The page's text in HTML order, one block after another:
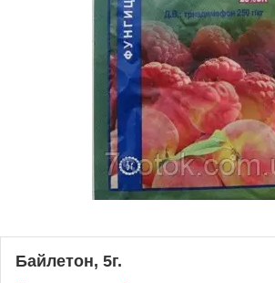
Байлетон, 5г.